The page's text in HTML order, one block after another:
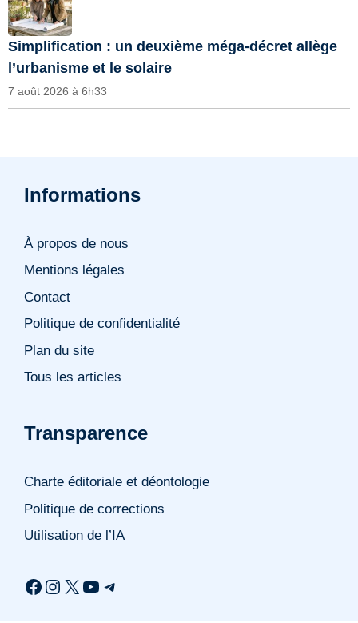
Simplification : un deuxième méga-décret allège
l’urbanisme et le solaire
7 août 2026 à 6h33
Informations
À propos de nous
Mentions légales
Contact
Politique de confidentialité
Plan du site
Tous les articles
Transparence
Charte éditoriale et déontologie
Politique de corrections
Utilisation de l’IA
Facebook
Instagram
X YouTube
Telegram